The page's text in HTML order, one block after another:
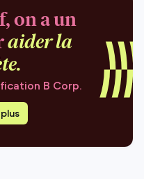
on a un
aider la
B Corp.